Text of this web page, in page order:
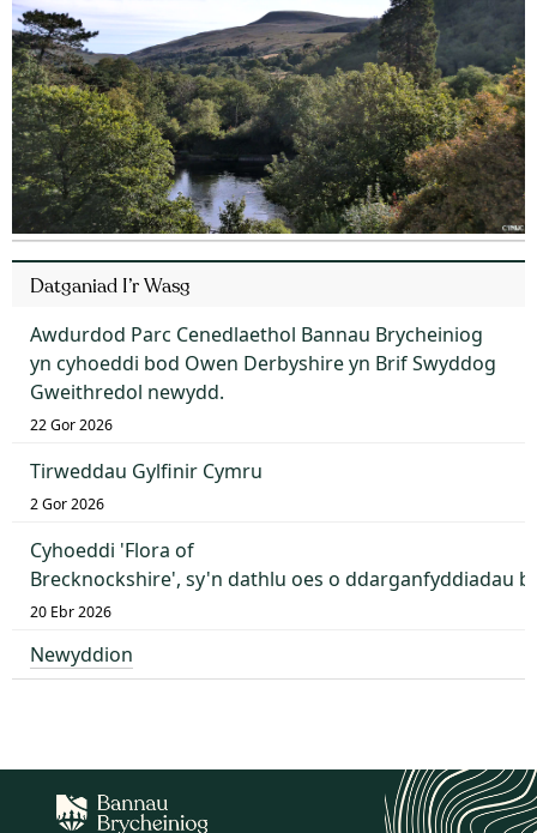
Datganiad I’r Wasg
Awdurdod Parc Cenedlaethol Bannau Brycheiniog
yn cyhoeddi bod Owen Derbyshire yn Brif Swyddog
Gweithredol newydd.
22 Gor 2026
Tirweddau Gylfinir Cymru
2 Gor 2026
Cyhoeddi 'Flora of
Brecknockshire', sy'n dathlu oes o ddarganfyddiadau
20 Ebr 2026
Newyddion